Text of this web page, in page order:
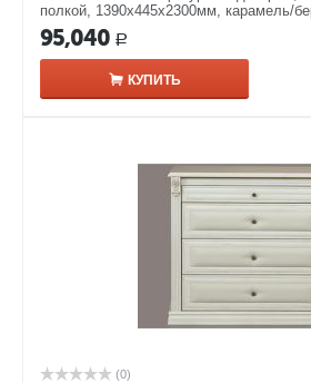
полкой, 1390х445х2300мм, карамель/
95,040 Р
КУПИТЬ
(0)